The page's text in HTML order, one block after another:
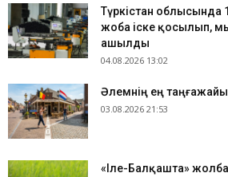
Түркістан облысында
жоба іске қосылып,
ашылды
04.08.2026 13:02
​Әлемнің ең
03.08.2026 21:53
«Іле-Балқашта»